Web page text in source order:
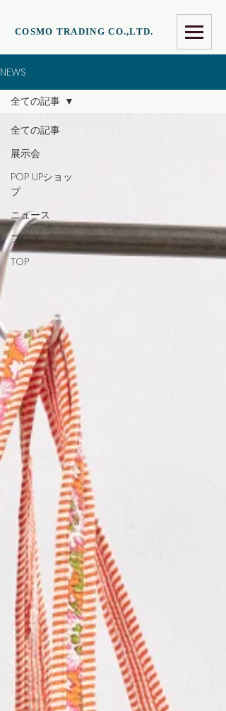
COSMO TRADING CO.,LTD.
NEWS
全ての記事
展示会
POP UPショッ
プ
ニュース
ブログ
TOP
全ての記事